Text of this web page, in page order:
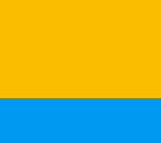
和成本，AI项目艰难推进，下行周期AI